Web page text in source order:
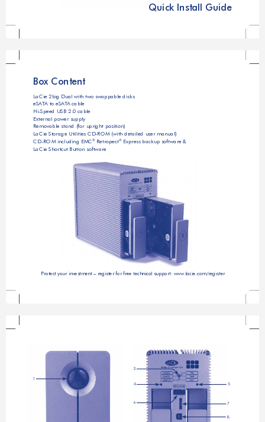
Quick Install Guide
Box Content
LaCie 2big Dual with two swappable disks
eSATA to eSATA cable
Hi-Speed USB 2.0 cable
External power supply
Removable stand (for upright position)
LaCie Storage Utilities CD-ROM (with detailed user manual)
® ®
CD-ROM including EMC Retropect Express backup software &
LaCie Shortcut Button software
Protect your investment – register for free technical support: www.lacie.com/register
3
1
4
5
6 7
8